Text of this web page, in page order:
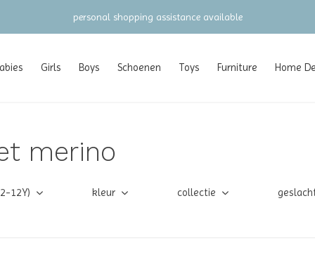
Girls Boys Schoenen Toys Furniture Home
merino
12Y) kleur collectie